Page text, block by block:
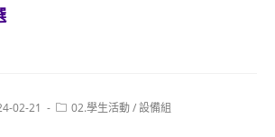
02-21
Post02.學生活動/設備組